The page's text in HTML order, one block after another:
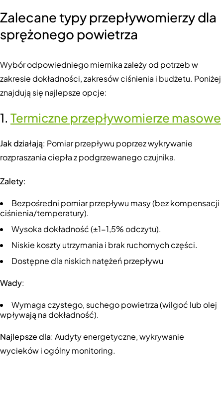
Zalecane typy przepływomierzy dla
sprężonego powietrza
Wybór odpowiedniego miernika zależy od potrzeb w
zakresie dokładności, zakresów ciśnienia i budżetu. Poniżej
znajdują się najlepsze opcje:
1. Termiczne przepływomierze masowe
Jak działają: Pomiar przepływu poprzez wykrywanie
rozpraszania ciepła z podgrzewanego czujnika.
Zalety:
Bezpośredni pomiar przepływu masy (bez kompensacji
ciśnienia/temperatury).
Wysoka dokładność (±1-1,5% odczytu).
Niskie koszty utrzymania i brak ruchomych części.
Dostępne dla niskich natężeń przepływu
Wady:
Wymaga czystego, suchego powietrza (wilgoć lub olej
wpływają na dokładność).
Najlepsze dla: Audyty energetyczne, wykrywanie
wycieków i ogólny monitoring.